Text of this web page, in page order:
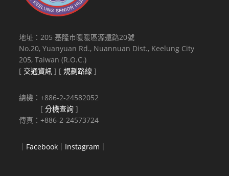
地址：205 基隆市暖暖區源遠路20號
No.20, Yuanyuan Rd., Nuannuan Dist., Keelung City
205, Taiwan (R.O.C.)
[ 交通資訊 ] [規劃路線 ]
總機：+886-2-24582052
[分機查詢 ]
傳真：+886-2-24573724
Facebook Instagram